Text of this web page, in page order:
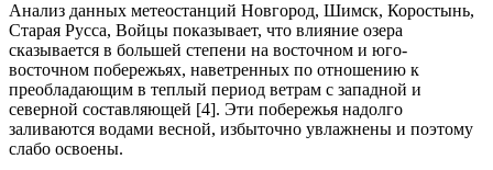
Анализ данных метеостанций Новгород, Шимск, Коростынь,
Старая Русса, Войцы показывает, что влияние озера
сказывается в большей степени на восточном и юго-
восточном побережьях, наветренных по отношению к
преобладающим в теплый период ветрам с западной и
северной составляющей [4]. Эти побережья надолго
заливаются водами весной, избыточно увлажнены и поэтому
слабо освоены.